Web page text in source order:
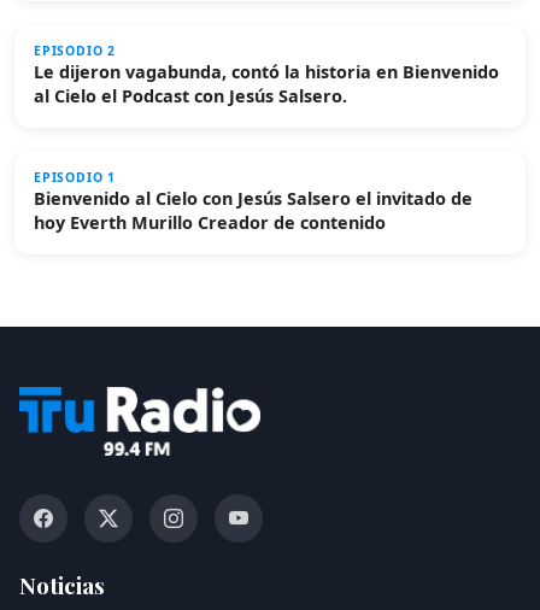
EPISODIO 2
Le dijeron vagabunda, contó la historia en Bienvenido
al Cielo el Podcast con Jesús Salsero.
EPISODIO 1
Bienvenido al Cielo con Jesús Salsero el invitado de
hoy Everth Murillo Creador de contenido
Noticias